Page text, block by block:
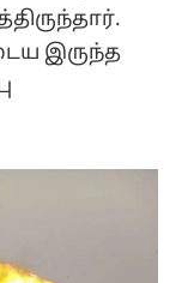
இருந்த